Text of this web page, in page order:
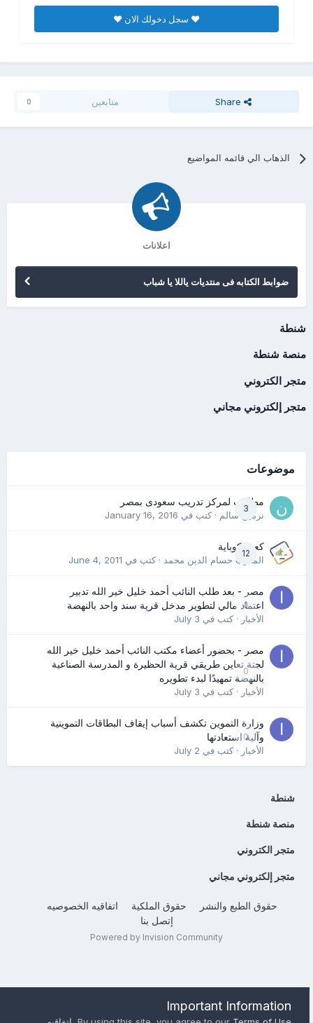
♥ سجل دخولك الان ♥
Share متابعين 0
الذهاب الي قائمه المواضيع
اعلانات
ضوابط الكتابه فى منتديات ياللا يا شباب
شنطة
منصة شنطة
متجر الكتروني
متجر إلكتروني مجاني
موضوعات
3
مطلوب لمركز تدريب سعودى بمصر
نرمين سالم· كتب في January 16, 2016
12
كعب كوباية
المدرب حسام الدين محمد· كتب في June 4, 2011
0
مصر - بعد طلب النائب أحمد خليل خير الله تدبير
اعتماد مالي لتطوير مدخل قرية سند واحد بالنهضة
الأخبار· كتب في July 3
0
مصر - بحضور أعضاء مكتب النائب أحمد خليل خير الله
لجنة تعاين طريقي قرية الحظيرة و المدرسة الصناعية
بالنهضة تمهيدًا لبدء تطويره
الأخبار· كتب في July 3
0
وزارة التموين تكشف أسباب إيقاف البطاقات التموينية
وآلية استعادتها
الأخبار· كتب في July 2
شنطة
منصة شنطة
متجر الكتروني
متجر إلكتروني مجاني
حقوق الطبع والنشر حقوق الملكية
اتفاقيه الخصوصيه
إتصل بنا
Powered by Invision Community
Important Information